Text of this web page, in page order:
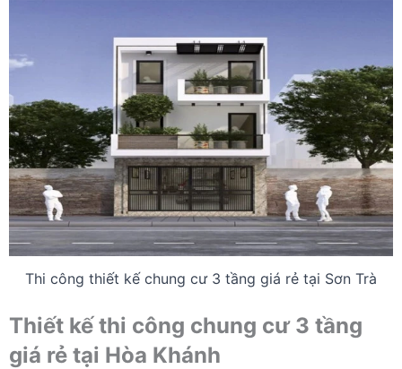
Thi công thiết kế chung cư 3 tầng giá rẻ tại Sơn Trà
Thiết kế thi công chung cư 3 tầng
giá rẻ tại Hòa Khánh